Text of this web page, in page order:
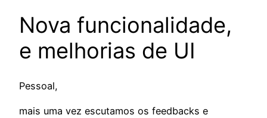
Nova funcionalidade,
e melhorias de UI
Pessoal,
mais uma vez escutamos os feedbacks e